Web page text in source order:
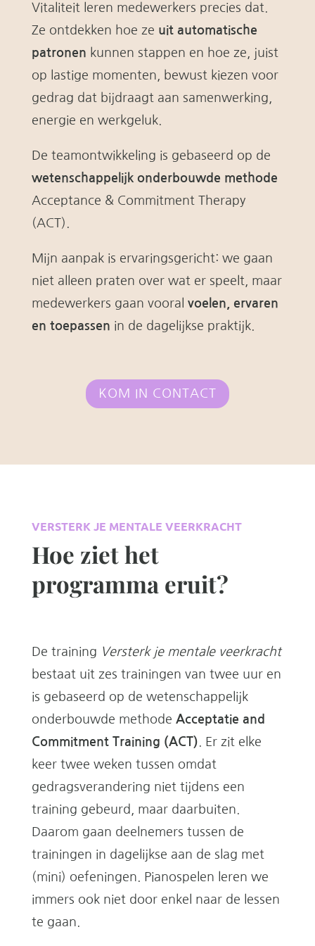
Vitaliteit leren medewerkers precies dat.
Ze ontdekken hoe ze uit automatische
patronen kunnen stappen en hoe ze, juist
op lastige momenten, bewust kiezen voor
gedrag dat bijdraagt aan samenwerking,
energie en werkgeluk.
De teamontwikkeling is gebaseerd op de
wetenschappelijk onderbouwde methode
Acceptance & Commitment Therapy
(ACT).
Mijn aanpak is ervaringsgericht: we gaan
niet alleen praten over wat er speelt, maar
medewerkers gaan vooral voelen, ervaren
en toepassen in de dagelijkse praktijk.
KOM IN CONTACT
VERSTERK JE MENTALE VEERKRACHT
Hoe ziet het
programma eruit?
De training Versterk je mentale veerkracht
bestaat uit zes trainingen van twee uur en
is gebaseerd op de wetenschappelijk
onderbouwde methode Acceptatie and
Commitment Training (ACT) . Er zit elke
keer twee weken tussen omdat
gedragsverandering niet tijdens een
training gebeurd, maar daarbuiten.
Daarom gaan deelnemers tussen de
trainingen in dagelijkse aan de slag met
(mini) oefeningen.
Pianospelen leren we
immers ook niet door enkel naar de lessen
te gaan.